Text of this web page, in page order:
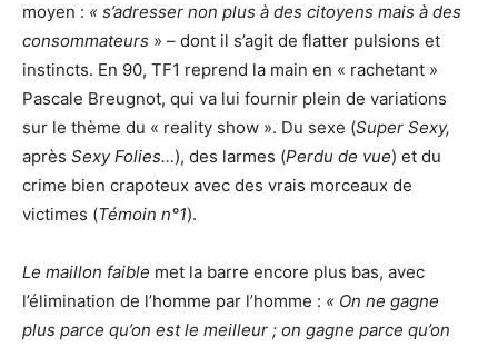
moyen : « s’adresser non plus à des citoyens mais à des
consommateurs » – dont il s’agit de flatter pulsions et
instincts. En 90, TF1 reprend la main en « rachetant »
Pascale Breugnot, qui va lui fournir plein de variations
sur le thème du « reality show ». Du sexe (Super Sexy,
après Sexy Folies…), des larmes (Perdu de vue) et du
crime bien crapoteux avec des vrais morceaux de
victimes (Témoin n°1).
Le maillon faible met la barre encore plus bas, avec
l’élimination de l’homme par l’homme : « On ne gagne
plus parce qu’on est le meilleur ; on gagne parce qu’on